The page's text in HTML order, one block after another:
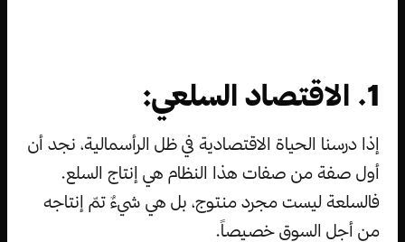
1. الاقتصاد السلعي:
إذا درسنا الحياة الاقتصادية في ظل الرأسمالية، نجد أن
أول صفة من صفات هذا النظام هي إنتاج السلع.
فالسلعة ليست مجرد منتوج، بل هي شيءٌ تمّ إنتاجه
من أجل السوق خصيصاً.